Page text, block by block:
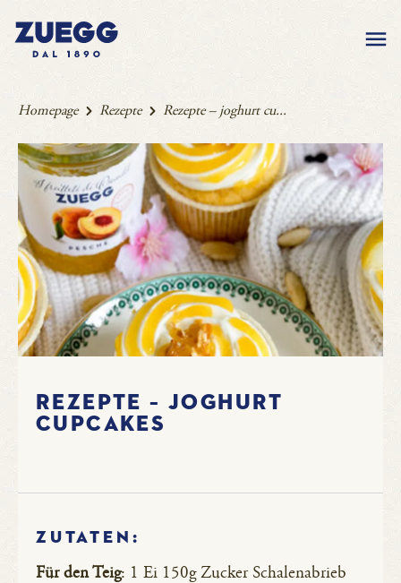
Homepage Rezepte Rezepte – joghurt cu...
Rezepte – Joghurt
Cupcakes
ZUTATEN:
Für den Teig: 1 Ei 150g Zucker Schalenabrieb